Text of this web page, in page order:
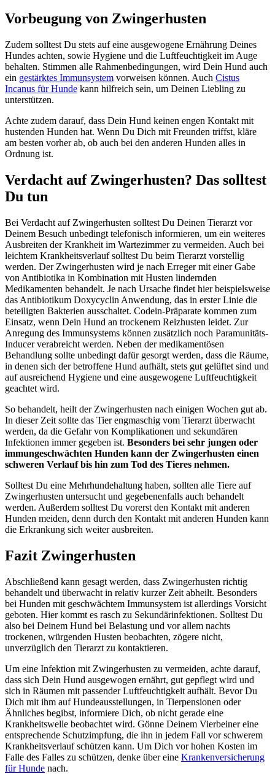
Vorbeugung von Zwingerhusten
Zudem solltest Du stets auf eine ausgewogene Ernährung Deines
Hundes achten, sowie Hygiene und die Luftfeuchtigkeit im Auge
behalten. Stimmen alle Rahmenbedingungen, wird Dein Hund auch
ein gestärktes Immunsystem vorweisen können. Auch Cistus
Incanus für Hunde kann hilfreich sein, um Deinen Liebling zu
unterstützen.
Achte zudem darauf, dass Dein Hund keinen engen Kontakt mit
hustenden Hunden hat. Wenn Du Dich mit Freunden triffst, kläre
am besten vorher ab, ob auch bei den anderen Hunden alles in
Ordnung ist.
Verdacht auf Zwingerhusten? Das solltest
Du tun
Bei Verdacht auf Zwingerhusten solltest Du Deinen Tierarzt vor
Deinem Besuch unbedingt telefonisch informieren, um ein weiteres
Ausbreiten der Krankheit im Wartezimmer zu vermeiden. Auch bei
leichtem Krankheitsverlauf solltest Du beim Tierarzt vorstellig
werden. Der Zwingerhusten wird je nach Erreger mit einer Gabe
von Antibiotika in Kombination mit Husten lindernden
Medikamenten behandelt. Je nach Ursache findet hier beispielsweise
das Antibiotikum Doxycyclin Anwendung, das in erster Linie die
beteiligten Bakterien ausschaltet. Codein-Präparate kommen zum
Einsatz, wenn Dein Hund an trockenem Reizhusten leidet. Zur
Anregung des Immunsystems können zusätzlich noch Paramunitäts-
Inducer verabreicht werden. Neben der medikamentösen
Behandlung sollte unbedingt dafür gesorgt werden, dass die Räume,
in denen sich der betroffene Hund aufhält, stets gut gelüftet sind und
auf ausreichend Hygiene und eine ausgewogene Luftfeuchtigkeit
geachtet wird.
So behandelt, heilt der Zwingerhusten nach einigen Wochen gut ab.
In dieser Zeit sollte das Tier engmaschig vom Tierarzt überwacht
werden, da die Gefahr von Komplikationen und sekundären
Infektionen immer gegeben ist. Besonders bei sehr jungen oder
immungeschwächten Hunden kann der Zwingerhusten einen
schweren Verlauf bis hin zum Tod des Tieres nehmen.
Solltest Du eine Mehrhundehaltung haben, sollten alle Tiere auf
Zwingerhusten untersucht und gegebenenfalls auch behandelt
werden. Außerdem solltest Du vorerst den Kontakt mit anderen
Hunden meiden, denn durch den Kontakt mit anderen Hunden kann
die Erkrankung sich weiter ausbreiten.
Fazit Zwingerhusten
Abschließend kann gesagt werden, dass Zwingerhusten richtig
behandelt und überwacht in relativ kurzer Zeit abheilt. Besonders
bei Hunden mit geschwächtem Immunsystem ist allerdings Vorsicht
geboten. Hier kommt es rasch zu Sekundärinfektionen. Solltest Du
also bei Deinem Hund bei Belastung und vor allem nachts
trockenen, würgenden Husten beobachten, zögere nicht,
unverzüglich den Tierarzt zu kontaktieren.
Um eine Infektion mit Zwingerhusten zu vermeiden, achte darauf,
dass sich Dein Hund ausgewogen ernährt, gut gepflegt wird und
sich in Räumen mit passender Luftfeuchtigkeit aufhält. Bevor Du
Dich mit ihm auf Hundeausstellungen, in Tierpensionen oder
Ähnliches begibst, informiere Dich, ob nicht gerade eine
Krankheitswelle beobachtet wird. Gönne Deinem Vierbeiner eine
entsprechende Schutzimpfung, die ihn in jedem Fall vor schwerem
Krankheitsverlauf schützen kann. Um Dich vor hohen Kosten im
Falle des Falles zu schützen, denke über eine Krankenversicherung
für Hunde nach.